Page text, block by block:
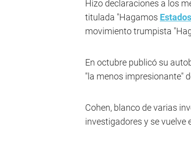
Hizo declaraciones a los
titulada "Hagamos
movimiento trumpista
En octubre publicó su
"la menos impresionante"
Cohen, blanco de varias
investigadores y se vuelve